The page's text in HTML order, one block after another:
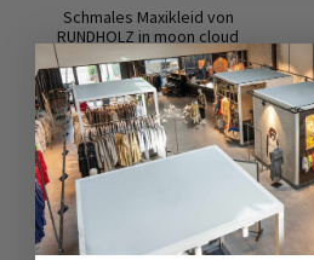
Schmales Maxikleid von
RUNDHOLZ in moon cloud
156,00 €
390,00 €